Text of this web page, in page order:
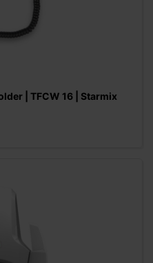
| TFCW 16 | Starmix